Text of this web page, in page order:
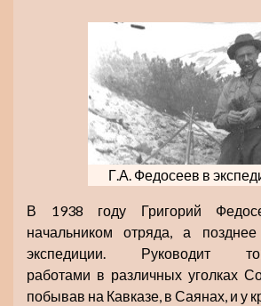
Г.А. Федосеев в
В 1938 году Григорий
начальником отряда, а
экспедиции. Руководит
работами в различных уголках
побывав на Кавказе, в Саянах, и у